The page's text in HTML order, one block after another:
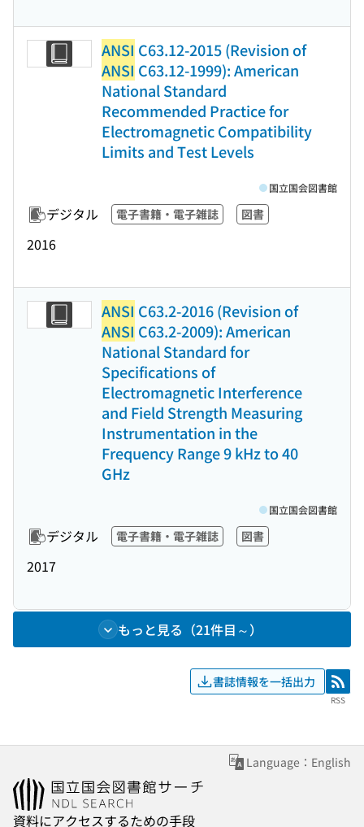
ANSI C63.12-2015 (Revision of
ANSI C63.12-1999): American
National Standard
Recommended Practice for
Electromagnetic Compatibility
Limits and Test Levels
デジタル 電子書籍・電子雑誌 図書
2016
国立国会図書館
ANSI C63.2-2016 (Revision of
ANSI C63.2-2009): American
National Standard for
Specifications of
Electromagnetic Interference
and Field Strength Measuring
Instrumentation in the
Frequency Range 9 kHz to 40
GHz
デジタル 電子書籍・電子雑誌 図書
2017
国立国会図書館
もっと見る（21件目～）
書誌情報を一括出力 RSS
RSS
Language：English
資料にアクセスするための手段